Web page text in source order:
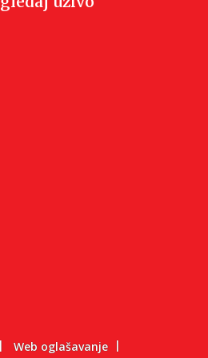
Web oglašavanje